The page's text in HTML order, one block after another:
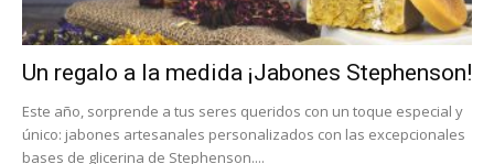
Un regalo a la medida ¡Jabones Stephenson!
Este año, sorprende a tus seres queridos con un toque especial y
único: jabones artesanales personalizados con las excepcionales
bases de glicerina de Stephenson....